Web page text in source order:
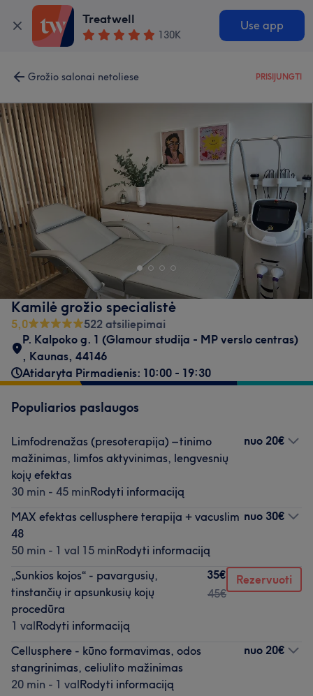
Treatwell
130K
Use app
Grožio salonai netoliese PRISIJUNGTI
Kamilė grožio specialistė
5,0
522 atsiliepimai
P. Kalpoko g. 1 (Glamour studija - MP verslo centras)
, Kaunas, 44146
Atidaryta Pirmadienis: 10:00 - 19:30
Populiarios paslaugos
Limfodrenažas (presoterapija) – tinimo
mažinimas, limfos aktyvinimas, lengvesnių
kojų efektas
30 min - 45 minRodyti informaciją
nuo 20€
MAX efektas cellusphere terapija + vacuslim
48
50 min - 1 val 15 minRodyti informaciją
nuo 30€
„Sunkios kojos“ - pavargusių,
tinstančių ir apsunkusių kojų
procedūra
1 valRodyti informaciją
35€
45€
Rezervuoti
Cellusphere - kūno formavimas, odos
stangrinimas, celiulito mažinimas
20 min - 1 valRodyti informaciją
nuo 20€